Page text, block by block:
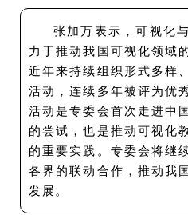
张加万表示，可视化
力于推动我国可视化领域
近年来持续组织形式多样
活动，连续多年被评为优
活动是专委会首次走进中
的尝试，也是推动可视化
的重要实践。专委会将继
各界的联动合作，推动我
发展。